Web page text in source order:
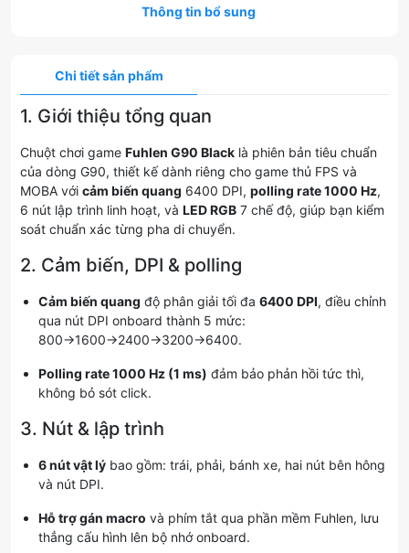
Thông tin bổ sung
Chi tiết sản phẩm
1. Giới thiệu tổng quan
Chuột chơi game Fuhlen G90 Black là phiên bản tiêu chuẩn
của dòng G90, thiết kế dành riêng cho game thủ FPS và
MOBA với cảm biến quang 6400 DPI, polling rate 1000 Hz,
6 nút lập trình linh hoạt, và LED RGB 7 chế độ, giúp bạn kiểm
soát chuẩn xác từng pha di chuyển.
2. Cảm biến, DPI & polling
Cảm biến quang độ phân giải tối đa 6400 DPI, điều chỉnh
qua nút DPI onboard thành 5 mức:
800→1600→2400→3200→6400.
Polling rate 1000 Hz (1 ms) đảm bảo phản hồi tức thì,
không bỏ sót click.
3. Nút & lập trình
6 nút vật lý bao gồm: trái, phải, bánh xe, hai nút bên hông
và nút DPI.
Hỗ trợ gán macro và phím tắt qua phần mềm Fuhlen, lưu
thẳng cấu hình lên bộ nhớ onboard.